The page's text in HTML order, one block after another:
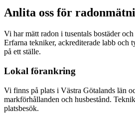
Anlita oss för
Vi har mätt radon i tusentals bostäder
Erfarna tekniker, ackrediterade labb och
på ett ställe.
Lokal förankring
Vi finns på plats i Västra Götalands län
markförhållanden och husbestånd.
platsbesök.